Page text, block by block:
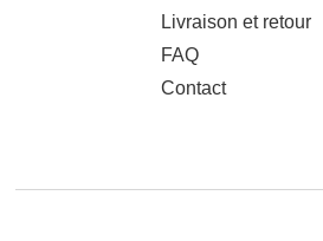
Livraison et retour
FAQ
Contact